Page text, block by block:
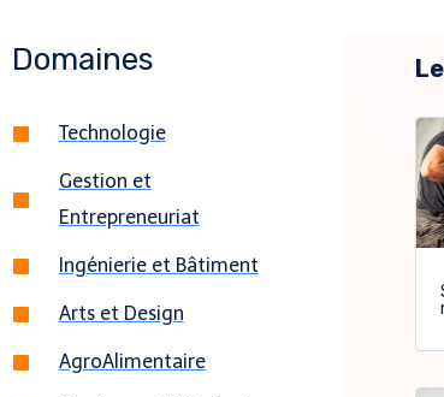
Domaines
Technologie
Gestion et
Entrepreneuriat
Ingénierie et Bâtiment
Arts et Design
AgroAlimentaire